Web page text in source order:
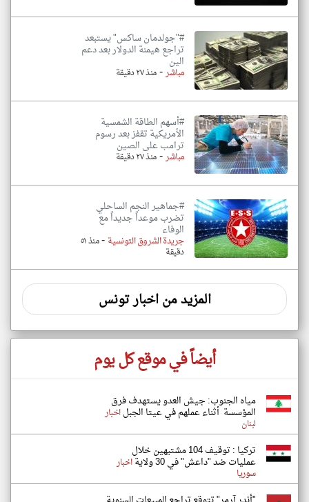
#"جولدمان ساكس" يستبعد
تراجع هيمنة الدولار بعد دعم
الين
مباشر-منذ ٢٧ دقيقة
#أسهم الطاقة الشمسية
الأمريكية تقفز بعد رسوم
ترامب على الصين
مباشر-منذ ٢٧ دقيقة
#جماهير النجم الساحلي
تضرب موعداً جديداً مع
الوفاء
جريدة الشروق التونسية - منذ ٥١
دقيقة
المزيد من اخبار تونس
أيضاً في موقع كل يوم
مياه الجنوب: جيش العدو يستهدف فرق
المؤسسة أثناء عملهم في عيتا الجبلاخبار
لبنان
تركيا : توقيف 104 مشتبهين خلال
عمليات ضد "داعش" في 30 ولاية اخبار
سوريا